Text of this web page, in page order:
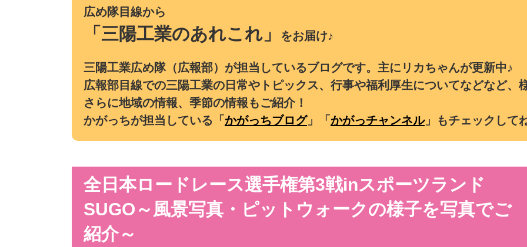
広め隊目線から
「三陽工業のあれこれ」 をお届け♪
三陽工業広め隊（広報部）が担当しているブログです。主にリカちゃんが更新中♪
広報部目線での三陽工業の日常やトピックス、行事や福利厚生についてなどなど、
さらに地域の情報、季節の情報もご紹介！
かがっちが担当している「 かがっちブログ」「 かがっチャンネル」もチェックして
全日本ロードレース選手権第3戦inスポーツランド
SUGO～風景写真・ピットウォークの様子を写真でご
紹介～